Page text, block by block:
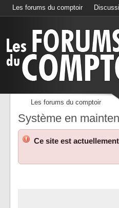
Les forums du comptoir
Les forums du comptoir
Système en
Ce site est